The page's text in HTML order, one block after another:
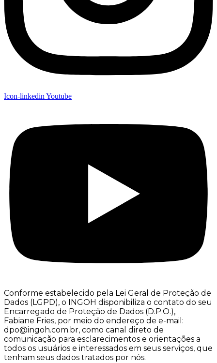
Icon-linkedin Youtube
Conforme estabelecido pela Lei Geral de Proteção de
Dados (LGPD), o INGOH disponibiliza o contato do seu
Encarregado de Proteção de Dados (D.P.O.),
Fabiane Fries, por meio do endereço de e-mail:
dpo@ingoh.com.br, como canal direto de
comunicação para esclarecimentos e orientações a
todos os usuários e interessados em seus serviços, que
tenham seus dados tratados por nós.